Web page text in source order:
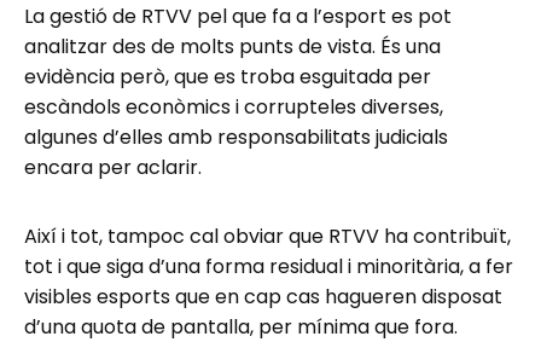
La gestió de RTVV pel que fa a l’esport es pot
analitzar des de molts punts de vista. És una
evidència però, que es troba esguitada per
escàndols econòmics i corrupteles diverses,
algunes d’elles amb responsabilitats judicials
encara per aclarir.
Així i tot, tampoc cal obviar que RTVV ha contribuït,
tot i que siga d’una forma residual i minoritària, a fer
visibles esports que en cap cas hagueren disposat
d’una quota de pantalla, per mínima que fora.